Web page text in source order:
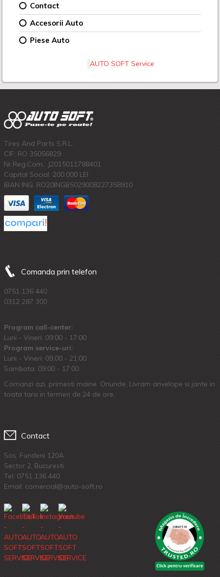
Contact
Accesorii Auto
Piese Auto
AUTO SOFT Service
Tires And Parts S.R.L.
CIF: RO 35056829
Nr.Reg.Com.: J2015011788401
Capital Social: 200.000 LEI
IBAN ING: RO20INGB5029008227358910
Comanda prin telefon
0751 136 440
0312 287 300
Program call-center:
Luni - Vineri: 09:00 - 17:00
Program service-uri:
Luni - Vineri: 09.00 - 21:00
Sambata: 09:00 - 17:00
Comanzi azi, primesti maine. Oriunde. Livram anvelope si jante in
toata tara in termen de 24 de ore.
Contact
Sos. Fundeni 120A
Sector 2, Bucuresti
Tel: 0751 136 440
Email: comercial@auto-soft.ro